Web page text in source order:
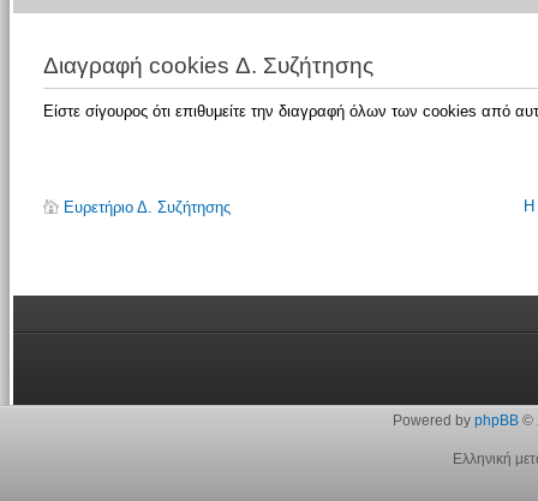
Διαγραφή cookies Δ. Συζήτησης
Είστε σίγουρος ότι επιθυμείτε την διαγραφή όλων των cookies από
Ευρετήριο Δ. Συζήτησης Η
Powered by phpBB©
Ελληνική